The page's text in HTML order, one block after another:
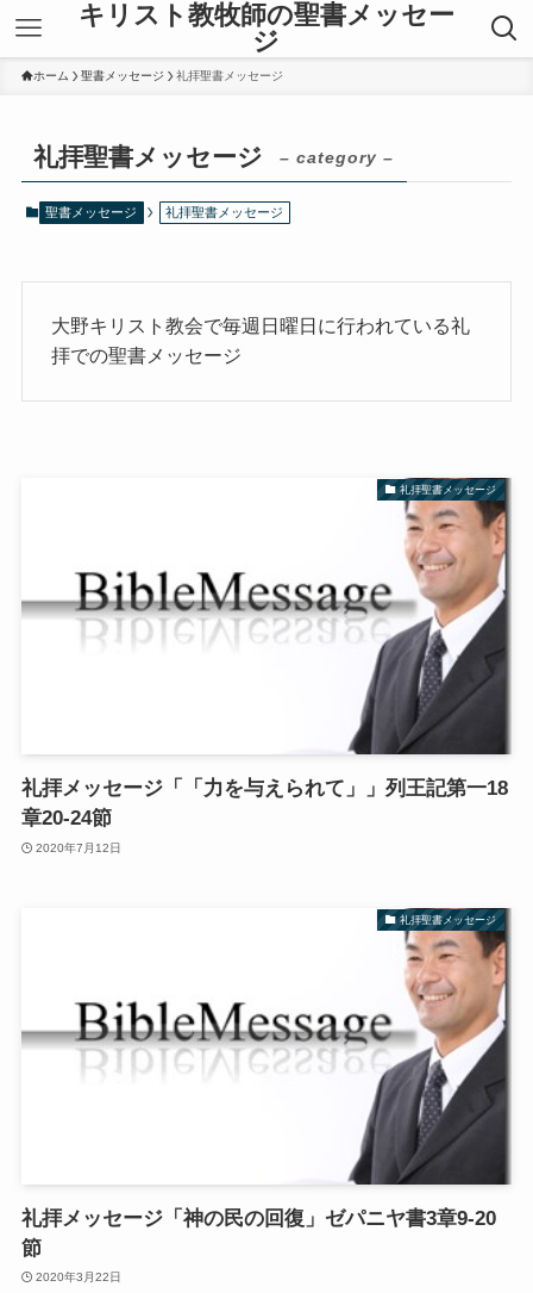
キリスト教牧師の聖書メッセー
ジ
ホーム 聖書メッセージ 礼拝聖書メッセージ
礼拝聖書メッセージ – category –
聖書メッセージ 礼拝聖書メッセージ
大野キリスト教会で毎週日曜日に行われている礼
拝での聖書メッセージ
礼拝聖書メッセージ
礼拝メッセージ「「力を与えられて」」列王記第一18
章20-24節
2020年7月12日
礼拝聖書メッセージ
礼拝メッセージ「神の民の回復」ゼパニヤ書3章9-20
節
2020年3月22日